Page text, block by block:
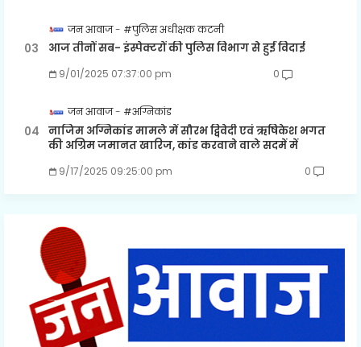
जन आवाज #पुलिस अधीक्षक कटनी
आज तीनों सब- इंस्पेक्टरों की पुलिस विभाग से हुई विदाई
9/01/2025 07:37:00 pm 0
जन आवाज #अग्निकांड
नाजिम अग्निकांड मामले में सौरभ द्विवेदी एवं ऋषिकेश भगत
की अग्रिम जमानत खारिज, कांड करवाने वाले सदमें में
9/17/2025 09:25:00 pm 0